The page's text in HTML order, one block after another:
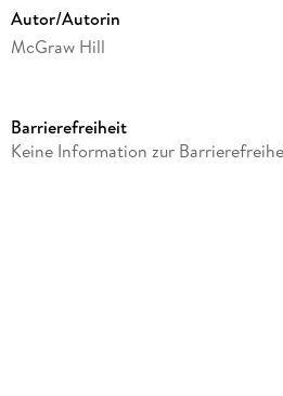
Autor/Autorin
McGraw Hill
Produktart
Barrierefreiheit
Keine Information zur